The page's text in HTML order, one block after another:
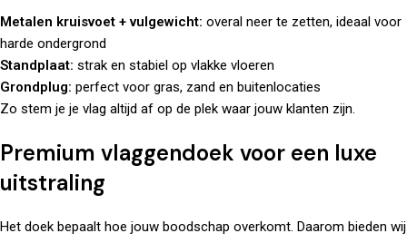
Metalen kruisvoet + vulgewicht: overal neer te zetten, ideaal voor
harde ondergrond
Standplaat: strak en stabiel op vlakke vloeren
Grondplug: perfect voor gras, zand en buitenlocaties
Zo stem je je vlag altijd af op de plek waar jouw klanten zijn.
Premium vlaggendoek voor een luxe
uitstraling
Het doek bepaalt hoe jouw boodschap overkomt. Daarom bieden wij